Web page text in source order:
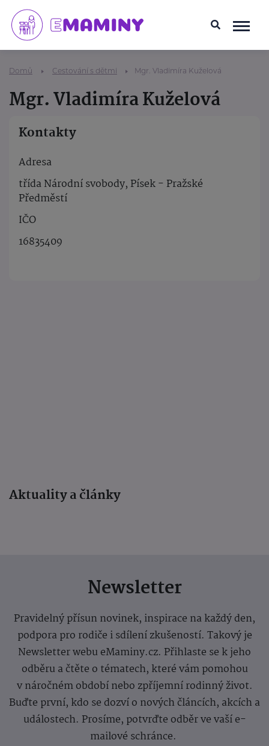
Domů Cestování s dětmi Mgr. Vladimíra Kuželová
Mgr. Vladimíra Kuželová
Kontakty
Adresa
třída Národní svobody, Písek - Pražské
Předměstí
IČO
16835409
Aktuality a články
Newsletter
Pravidelný přísun novinek, inspirace na každý den,
podpora pro rodiče i sdílení zkušeností. Takový je
Newsletter webu eMaminy.cz. Přihlaste se k jeho
odběru a čtěte o tématech, které vám pomohou
v náročném období nebo zpříjemní rodinný život.
Buďte první, kdo se dozví o nových článcích, akcích a
událostech. Prosíme, potvrďte odběr ve vaší e-
mailové schránce.